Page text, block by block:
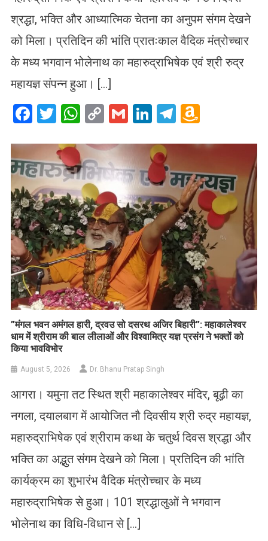
श्रद्धा, भक्ति और आध्यात्मिक चेतना का अनुपम संगम देखने
को मिला। प्रतिदिन की भांति प्रातःकाल वैदिक मंत्रोच्चार
के मध्य भगवान भोलेनाथ का महारुद्राभिषेक एवं श्री रुद्र
महायज्ञ संपन्न हुआ। […]
Facebook
Twitter
WhatsApp
CopyGmailLinkedIn
Telegram
List
​”मंगल भवन अमंगल हारी, द्रवउ सो दसरथ अजिर बिहारी”: महाकालेश्वर
धाम में श्रीराम की बाल लीलाओं और विश्वामित्र यज्ञ प्रसंग ने भक्तों को
किया भावविभोर
August 5, 2026 Dr. Bhanu Pratap Singh
आगरा। यमुना तट स्थित श्री महाकालेश्वर मंदिर, बूढ़ी का
नगला, दयालबाग में आयोजित नौ दिवसीय श्री रुद्र महायज्ञ,
महारुद्राभिषेक एवं श्रीराम कथा के चतुर्थ दिवस श्रद्धा और
भक्ति का अद्भुत संगम देखने को मिला। प्रतिदिन की भांति
कार्यक्रम का शुभारंभ वैदिक मंत्रोच्चार के मध्य
महारुद्राभिषेक से हुआ। 101 श्रद्धालुओं ने भगवान
भोलेनाथ का विधि-विधान से […]